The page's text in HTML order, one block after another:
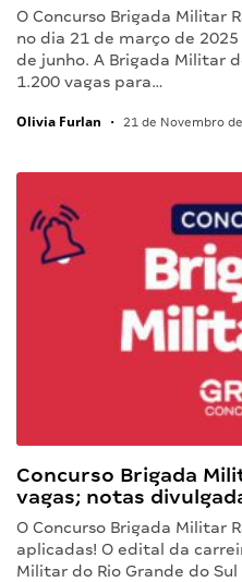
O Concurso Brigada Militar
no dia 21 de março de
de junho. A Brigada Militar
1.200 vagas para…
Olivia Furlan • 21 de Novembro
Concurso Brigada
vagas; notas
O Concurso Brigada Militar
aplicadas! O edital da
Militar do Rio Grande do